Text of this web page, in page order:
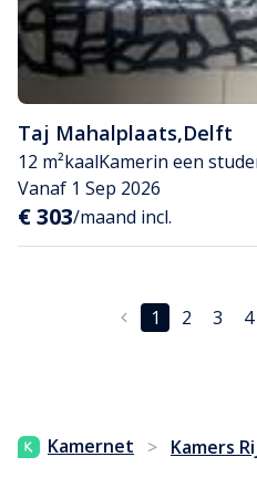
Taj Mahalplaats,Delft
12 m²kaalKamerin een
Vanaf 1 Sep 2026
€ 303/maand incl.
1 2 3 4
Kamernet > Kamers